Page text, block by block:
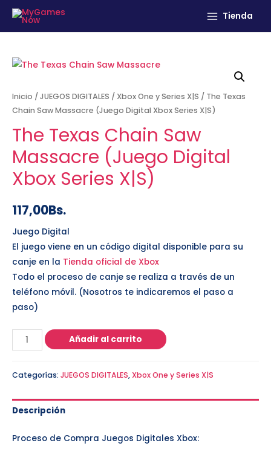
Tienda
Inicio /JUEGOS DIGITALES / Xbox One y Series X|S / The Texas
Chain Saw Massacre (Juego Digital Xbox Series X|S)
The Texas Chain Saw
Massacre (Juego Digital
Xbox Series X|S)
117,00Bs.
Juego Digital
El juego viene en un código digital disponible para su
canje en la Tienda oficial de Xbox
Todo el proceso de canje se realiza a través de un
teléfono móvil. (Nosotros te indicaremos el paso a
paso)
Añadir al carrito
Categorías: JUEGOS DIGITALES,Xbox One y Series X|S
Descripción
Proceso de Compra Juegos Digitales Xbox: